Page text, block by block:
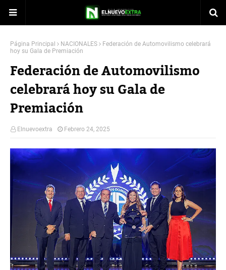
Página Principal NACIONALES
Federación de Automovilismo celebrará
hoy su Gala de Premiación
Federación de Automovilismo
celebrará hoy su Gala de
Premiación
Elnuevoextra Febrero 24, 2025